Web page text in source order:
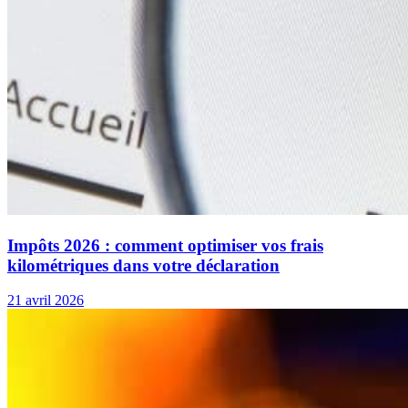
Impôts 2026 : comment optimiser vos frais
kilométriques dans votre déclaration
21 avril 2026